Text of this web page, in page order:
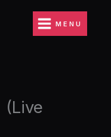
MENU
(Live